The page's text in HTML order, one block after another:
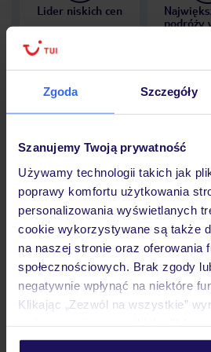
Zgoda Szczegóły
Szanujemy Twoją prywatność
Używamy technologii takich jak
poprawy komfortu użytkowania
personalizowania wyświetlanych
cookie wykorzystywane są także
na naszej stronie oraz oferowania
społecznościowych. Brak zgody
negatywnie wpłynąć na niektóre
Klikając „Zezwól na wszystkie”
personalizować swój wybór
Lider niskich cen
podróży
Opinie
Pokoje
Wyżywienie